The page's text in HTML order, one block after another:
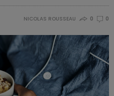
NICOLAS ROUSSEAU 0 0